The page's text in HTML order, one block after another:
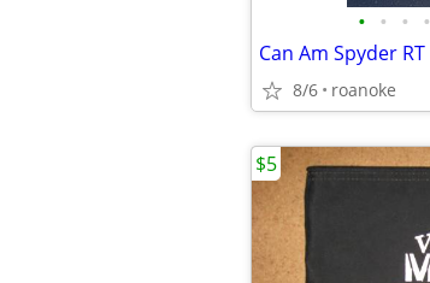
• • • •
Can Am Spyder RT
8/6 roanoke
$5